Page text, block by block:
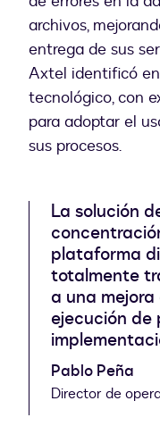
archivos,
entrega de sus
Axtel identificó
tecnológico, con
para adoptar el
sus procesos.
La solución
plataforma
totalmente
a una
ejecución de
Pablo Peña
Director de